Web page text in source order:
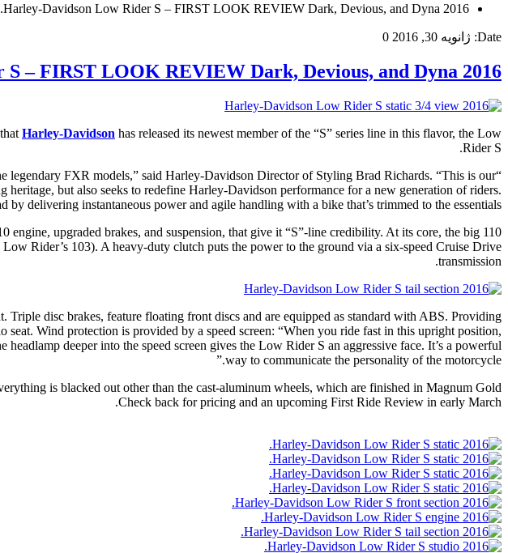
2016 Harley-Davidson Low Rider S – FIRST LOOK REVIEW Dark, Devious, and Dyna.
Date: ژانویه 30, 2016 0
2016 Harley-Davidson Low Rider S – FIRST LOOK REVIEW Dark, Devious, and Dyna.
Harley-Davidson has released its newest member of the “S” series line in this flavor, the Low
Rider S.
legendary FXR models,” said Harley-Davidson Director of Styling Brad Richards. “This is our
but also seeks to redefine Harley-Davidson performance for a new generation of riders.
delivering instantaneous power and agile handling with a bike that’s trimmed to the essentials.”
upgraded brakes, and suspension, that give it “S”-line credibility. At its core, the big 110
Rider’s 103). A heavy-duty clutch puts the power to the ground via a six-speed Cruise Drive
transmission.
disc brakes, feature floating front discs and are equipped as standard with ABS. Providing
Wind protection is provided by a speed screen: “When you ride fast in this upright position,
deeper into the speed screen gives the Low Rider S an aggressive face. It’s a powerful
way to communicate the personality of the motorcycle.”
is blacked out other than the cast-aluminum wheels, which are finished in Magnum Gold.
Check back for pricing and an upcoming First Ride Review in early March.